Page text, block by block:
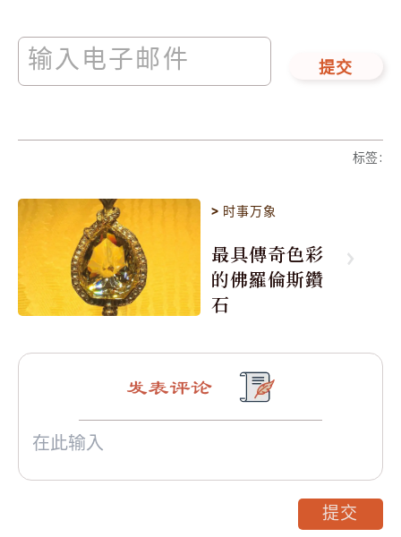
提交
标签:
> 时事万象
最具傳奇色彩
的佛羅倫斯鑽
石
发表评论
提交